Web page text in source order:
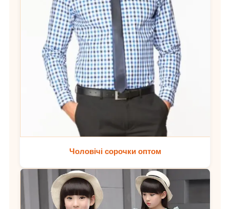
Чоловічі сорочки оптом